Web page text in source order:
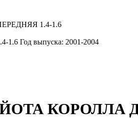
1.6 Год выпуска: 2001-2004
КОРОЛЛА